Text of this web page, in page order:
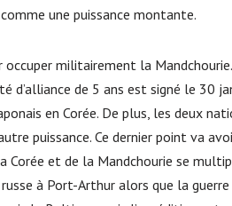
une puissance montante.
militairement la
d’alliance de 5 ans est signé le 30
en Corée. De plus, les deux
puissance. Ce dernier point va
Corée et de la Mandchourie se
à Port-Arthur alors que la